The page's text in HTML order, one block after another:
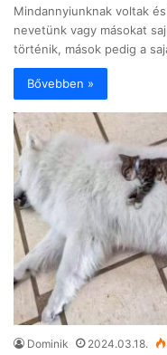
Mindannyiunknak voltak
nevetünk vagy másokat
történik, mások pedig a
Bővebben »
Dominik 2024.03.18.